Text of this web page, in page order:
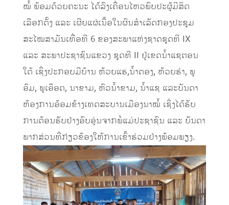
ໝໍ້ ພ້ອມດ້ວຍຄະນະ ໄດ້ລົງເຄື່ອນໄຫວພົບປະຜູ້ມີສິດ
ເລືອກຕັ້ງ ແລະ ເຜີຍແຜ່ເນື້ອໃນຜົນສໍາເລັດກອງປະຊຸມ
ສະໄໝສາມັນເທື່ອທີ 6 ຂອງ​ສະພາ​ແຫ່ງ​ຊາດ​ຊຸດ​ທີ IX ​
ແລະ ສະພາ​ປະຊາຊົນ​ແຂວງ​ ຊຸດ​ທີ II ຢູ່ເຂດນ້ຳແຊຕອນ
ໃຕ້ ເຊິ່ງປະກອບມີບ້ານ ຫ້ວຍແຮ,​ນ້ຳຕອງ, ຫ້ວຍຮ່າ, ພູ
ອົມ, ພູເອືອດ, ນາຂາມ, ຫົວນ້ຳຂາມ, ນ້ຳແຊ ແລະບັນດາ
ຫ້ອງການອ້ອມຂ້າງເທດສະບານເມືອງນາໝໍ້ ເຊິ່ງໄດ້ຮັບ
ການຕ້ອນຮັບຢ່າງອົບອຸ່ນຈາກພໍ່ແມ່ປະຊາຊົນ ແລະ ບັນດາ
ພາກສ່ວນທີ່ກ່ຽວຂ້ອງໃຫ້ການເຂົ້າຮ່ວມຢ່າງພ້ອມພຽງ.